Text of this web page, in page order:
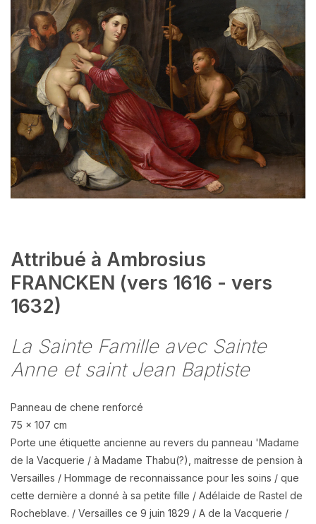
Attribué à Ambrosius
FRANCKEN (vers 1616 - vers
1632)
La Sainte Famille avec Sainte
Anne et saint Jean Baptiste
Panneau de chene renforcé
75 x 107 cm
Porte une étiquette ancienne au revers du panneau 'Madame
de la Vacquerie / à Madame Thabu(?), maitresse de pension à
Versailles / Hommage de reconnaissance pour les soins / que
cette dernière a donné à sa petite fille / Adélaide de Rastel de
Rocheblave. / Versailles ce 9 juin 1829 / A de la Vacquerie /